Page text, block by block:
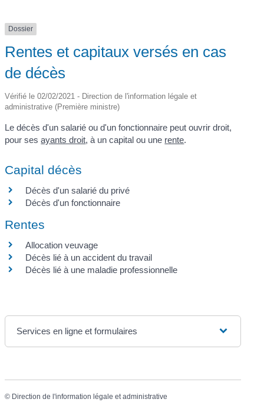
Dossier
Rentes et capitaux versés en cas
de décès
Vérifié le 02/02/2021 - Direction de l'information légale et
administrative (Première ministre)
Le décès d'un salarié ou d'un fonctionnaire peut ouvrir droit,
pour sesayants droit, à un capital ou une rente.
Capital décès
Décès d'un salarié du privé
Décès d'un fonctionnaire
Rentes
Allocation veuvage
Décès lié à un accident du travail
Décès lié à une maladie professionnelle
Services en ligne et formulaires
© Direction de l'information légale et administrative